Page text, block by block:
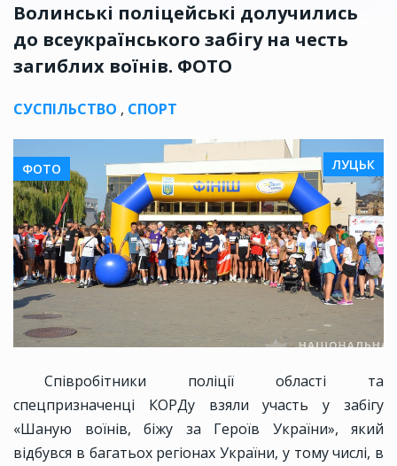
Волинські поліцейські долучились
до всеукраїнського забігу на честь
загиблих воїнів. ФОТО
СУСПІЛЬСТВО , СПОРТ
ФОТО ЛУЦЬК
Співробітники поліції області та
спецпризначенці КОРДу взяли участь у забігу
«Шаную воїнів, біжу за Героїв України», який
відбувся в багатьох регіонах України, у тому числі, в